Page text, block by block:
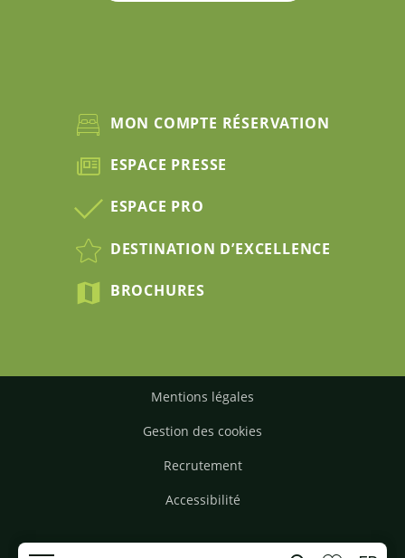
MON COMPTE RÉSERVATION
ESPACE PRESSE
ESPACE PRO
DESTINATION D’EXCELLENCE
BROCHURES
Mentions légales
Gestion des cookies
Recrutement
Accessibilité